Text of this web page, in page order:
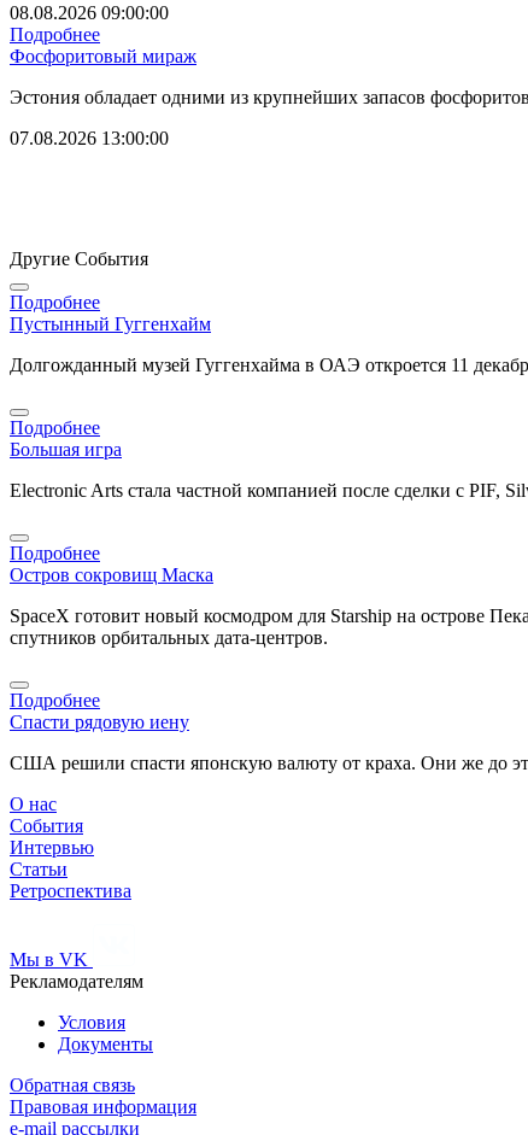
08.08.2026 09:00:00
Подробнее
Фосфоритовый мираж
Эстония обладает одними из крупнейших запасов
07.08.2026 13:00:00
Другие События
Подробнее
Пустынный Гуггенхайм
Долгожданный музей Гуггенхайма в ОАЭ откроется 11
Подробнее
Большая игра
Electronic Arts стала частной компанией после сделки с PIF,
Подробнее
Остров сокровищ Маска
SpaceX готовит новый космодром для Starship на острове
спутников орбитальных дата-центров.
Подробнее
Спасти рядовую иену
США решили спасти японскую валюту от краха. Они же до
О нас
События
Интервью
Статьи
Ретроспектива
Мы в VK
Рекламодателям
Условия
Документы
Обратная связь
Правовая информация
e-mail рассылки